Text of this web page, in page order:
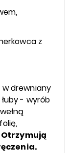
z
w drewniany
- wyrób
Otrzymują